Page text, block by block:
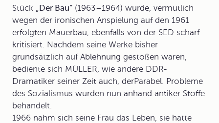
Stück „Der Bau“ (1963–1964) wurde, vermutlich
wegen der ironischen Anspielung auf den 1961
erfolgten Mauerbau, ebenfalls von der SED scharf
kritisiert. Nachdem seine Werke bisher
grundsätzlich auf Ablehnung gestoßen waren,
bediente sich MÜLLER, wie andere DDR-
Dramatiker seiner Zeit auch, derParabel. Probleme
des Sozialismus wurden nun anhand antiker Stoffe
behandelt.
1966 nahm sich seine Frau das Leben, sie hatte